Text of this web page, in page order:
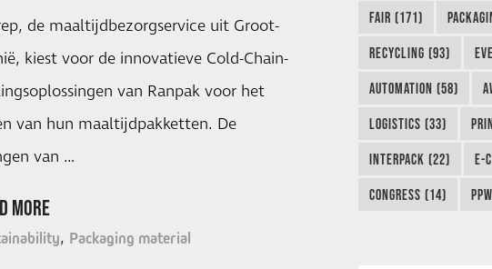
de maaltijdbezorgservice uit Groot-
kiest voor de innovatieve Cold-Chain-
van Ranpak voor het
van hun maaltijdpakketten. De
van …
MORE
Packaging material
FAIR (171)
RECYCLING (93)
AUTOMATION (58)
LOGISTICS (33)
INTERPACK (22) E-
CONGRESS (14)